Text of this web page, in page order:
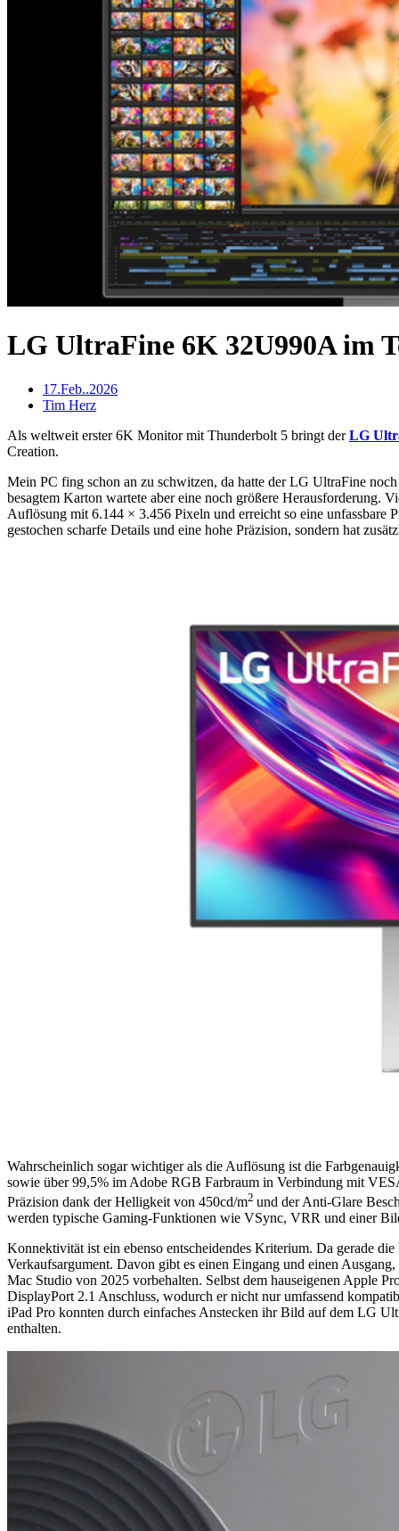
LG UltraFine 6K 32U990A im
17.Feb..2026
Tim Herz
Als weltweit erster 6K Monitor mit Thunderbolt 5 bringt derLG
Creation.
Mein PC fing schon an zu schwitzen, da hatte der LG UltraFine
besagtem Karton wartete aber eine noch größere Herausforderung.
Auflösung mit 6.144 × 3.456 Pixeln und erreicht so eine
gestochen scharfe Details und eine hohe Präzision, sondern hat
Wahrscheinlich sogar wichtiger als die Auflösung ist die
sowie über 99,5% im Adobe RGB Farbraum in Verbindung mit
Präzision dank der Helligkeit von 450cd/m2 und der Anti-Glare
werden typische Gaming-Funktionen wie VSync, VRR und einer
Konnektivität ist ein ebenso entscheidendes Kriterium. Da gerade
Verkaufsargument. Davon gibt es einen Eingang und einen
Mac Studio von 2025 vorbehalten. Selbst dem hauseigenen Apple
DisplayPort 2.1 Anschluss, wodurch er nicht nur umfassend
iPad Pro konnten durch einfaches Anstecken ihr Bild auf dem LG
enthalten.